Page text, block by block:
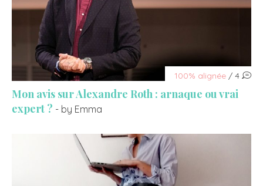
100% alignée / 4
Mon avis sur Alexandre Roth : arnaque ou vrai
expert ? - by Emma